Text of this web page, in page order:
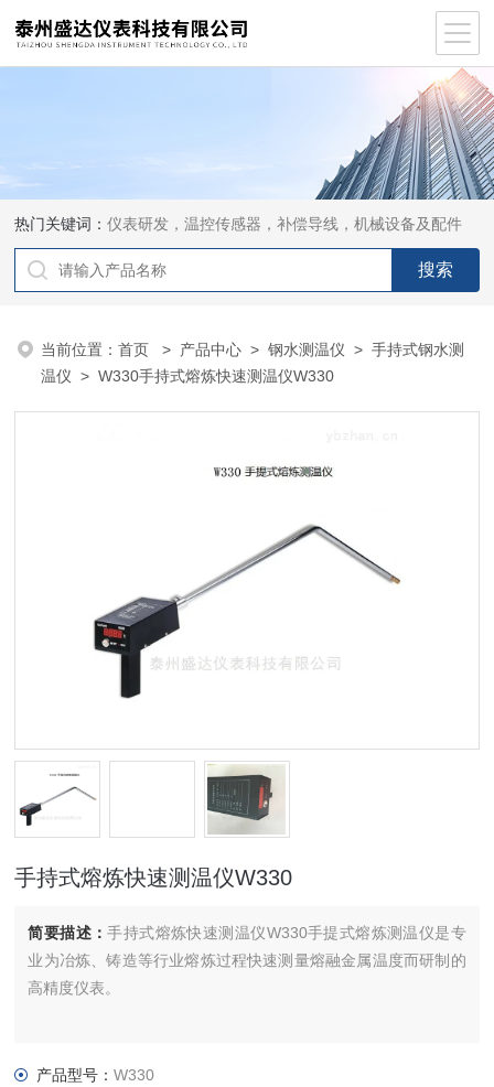
热门关键词：仪表研发，温控传感器，补偿导线，机械设备及配件
当前位置：首页 > 产品中心 >钢水测温仪 >手持式钢水测
温仪 > W330手持式熔炼快速测温仪W330
手持式熔炼快速测温仪W330
简要描述：手持式熔炼快速测温仪W330手提式熔炼测温仪是专
业为冶炼、铸造等行业熔炼过程快速测量熔融金属温度而研制的
高精度仪表。
产品型号：W330